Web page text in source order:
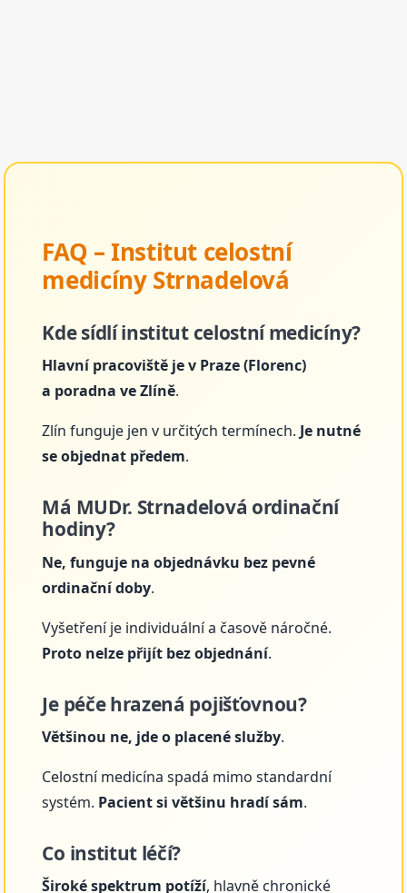
FAQ – Institut celostní
medicíny Strnadelová
Kde sídlí institut celostní medicíny?
Hlavní pracoviště je v Praze (Florenc)
a poradna ve Zlíně.
Zlín funguje jen v určitých termínech. Je nutné
se objednat předem.
Má MUDr. Strnadelová ordinační
hodiny?
Ne, funguje na objednávku bez pevné
ordinační doby.
Vyšetření je individuální a časově náročné.
Proto nelze přijít bez objednání.
Je péče hrazená pojišťovnou?
Většinou ne, jde o placené služby.
Celostní medicína spadá mimo standardní
systém. Pacient si většinu hradí sám.
Co institut léčí?
Široké spektrum potíží, hlavně chronické